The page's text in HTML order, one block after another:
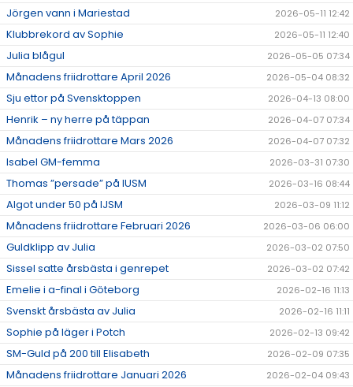
Jörgen vann i Mariestad 2026-05-11 12:42
Klubbrekord av Sophie 2026-05-11 12:40
Julia blågul 2026-05-05 07:34
Månadens friidrottare April 2026 2026-05-04 08:32
Sju ettor på Svensktoppen 2026-04-13 08:00
Henrik – ny herre på täppan 2026-04-07 07:34
Månadens friidrottare Mars 2026 2026-04-07 07:32
Isabel GM-femma 2026-03-31 07:30
Thomas ”persade” på IUSM 2026-03-16 08:44
Algot under 50 på IJSM 2026-03-09 11:12
Månadens friidrottare Februari 2026 2026-03-06 06:00
Guldklipp av Julia 2026-03-02 07:50
Sissel satte årsbästa i genrepet 2026-03-02 07:42
Emelie i a-final i Göteborg 2026-02-16 11:13
Svenskt årsbästa av Julia 2026-02-16 11:11
Sophie på läger i Potch 2026-02-13 09:42
SM-Guld på 200 till Elisabeth 2026-02-09 07:35
Månadens friidrottare Januari 2026 2026-02-04 09:43